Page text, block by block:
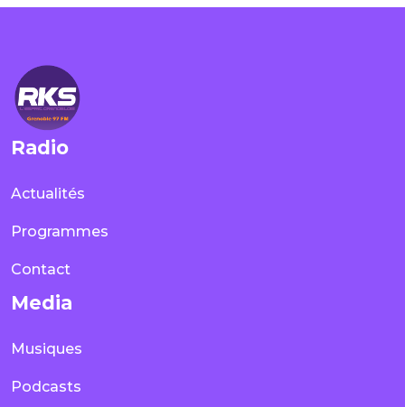
Radio
Actualités
Programmes
Contact
Media
Musiques
Podcasts